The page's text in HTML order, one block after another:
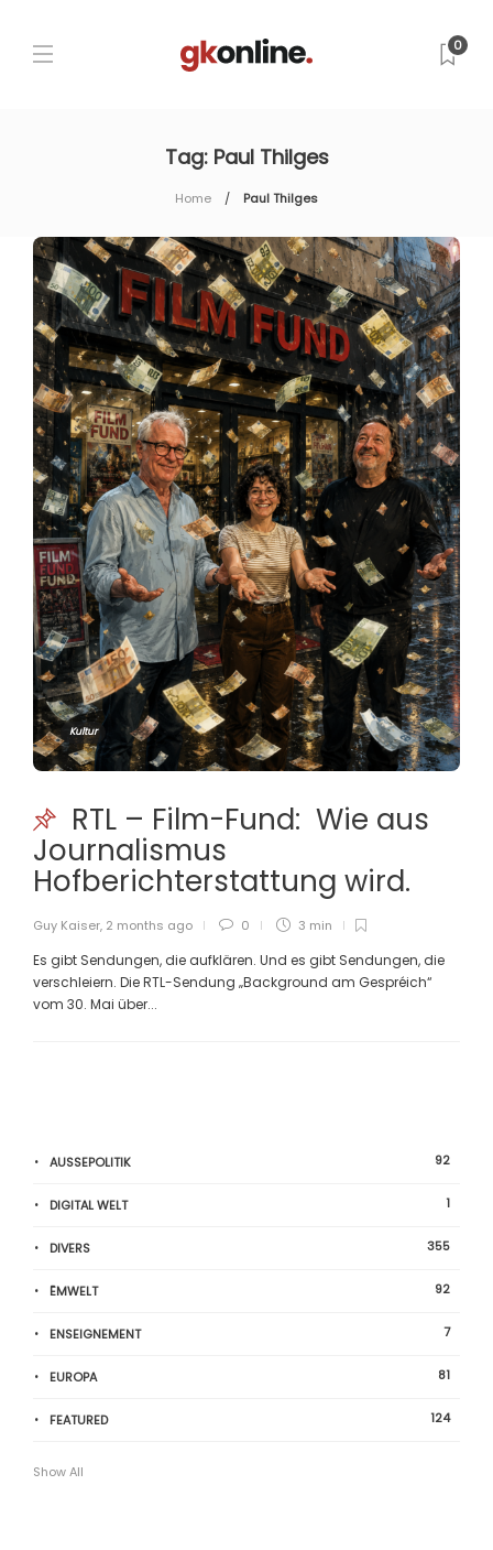
0
Tag: Paul Thilges
Home Paul Thilges
Kultur
RTL – Film-Fund: Wie aus
Journalismus
Hofberichterstattung wird.
Guy Kaiser, 2 months ago 0 3 min
Es gibt Sendungen, die aufklären. Und es gibt Sendungen, die
verschleiern. Die RTL-Sendung „Background am Gespréich“
vom 30. Mai über...
AUSSEPOLITIK 92
DIGITAL WELT 1
DIVERS 355
ËMWELT 92
ENSEIGNEMENT 7
EUROPA 81
FEATURED 124
Show All